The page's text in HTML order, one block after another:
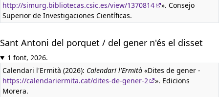
http://simurg.bibliotecas.csic.es/view/1370814
». Consejo
Superior de Investigaciones Científicas.
Sant Antoni del porquet / del gener n'és el disset
1 font, 2026.
Calendari l'Ermità (2026): Calendari l'Ermità «Dites de gener -
https://calendariermita.cat/dites-de-gener-2
». Edicions
Morera.